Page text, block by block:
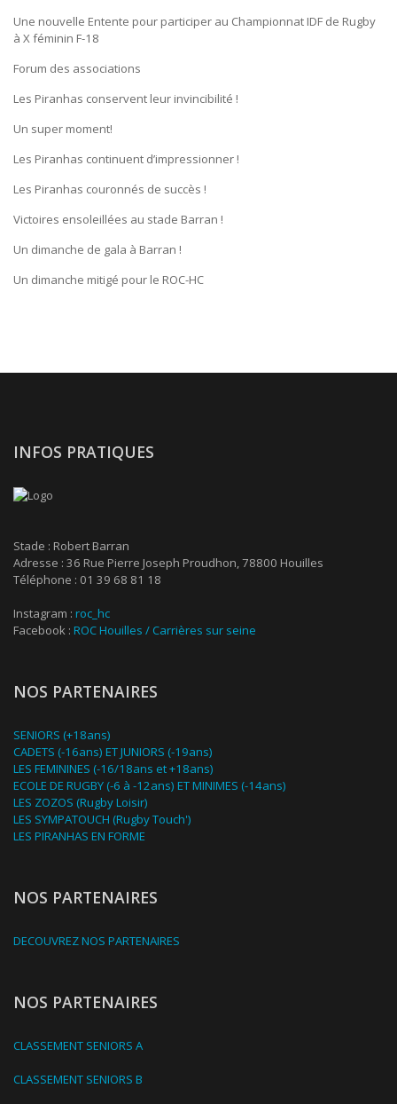
Une nouvelle Entente pour participer au Championnat IDF de Rugby
à X féminin F-18
Forum des associations
Les Piranhas conservent leur invincibilité !
Un super moment!
Les Piranhas continuent d’impressionner !
Les Piranhas couronnés de succès !
Victoires ensoleillées au stade Barran !
Un dimanche de gala à Barran !
Un dimanche mitigé pour le ROC-HC
INFOS PRATIQUES
Stade : Robert Barran
Adresse : 36 Rue Pierre Joseph Proudhon, 78800 Houilles
Téléphone : 01 39 68 81 18
Instagram : roc_hc
Facebook : ROC Houilles / Carrières sur seine
NOS PARTENAIRES
SENIORS (+18ans)
CADETS (-16ans) ET JUNIORS (-19ans)
LES FEMININES (-16/18ans et +18ans)
ECOLE DE RUGBY (-6 à -12ans) ET MINIMES (-14ans)
LES ZOZOS (Rugby Loisir)
LES SYMPATOUCH (Rugby Touch')
LES PIRANHAS EN FORME
NOS PARTENAIRES
DECOUVREZ NOS PARTENAIRES
NOS PARTENAIRES
CLASSEMENT SENIORS A
CLASSEMENT SENIORS B